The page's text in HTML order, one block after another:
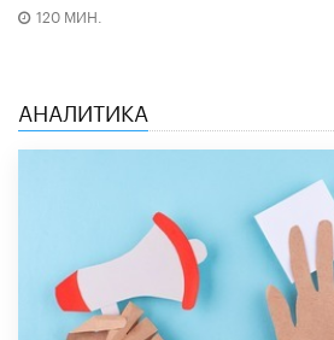
120 МИН.
АНАЛИТИКА